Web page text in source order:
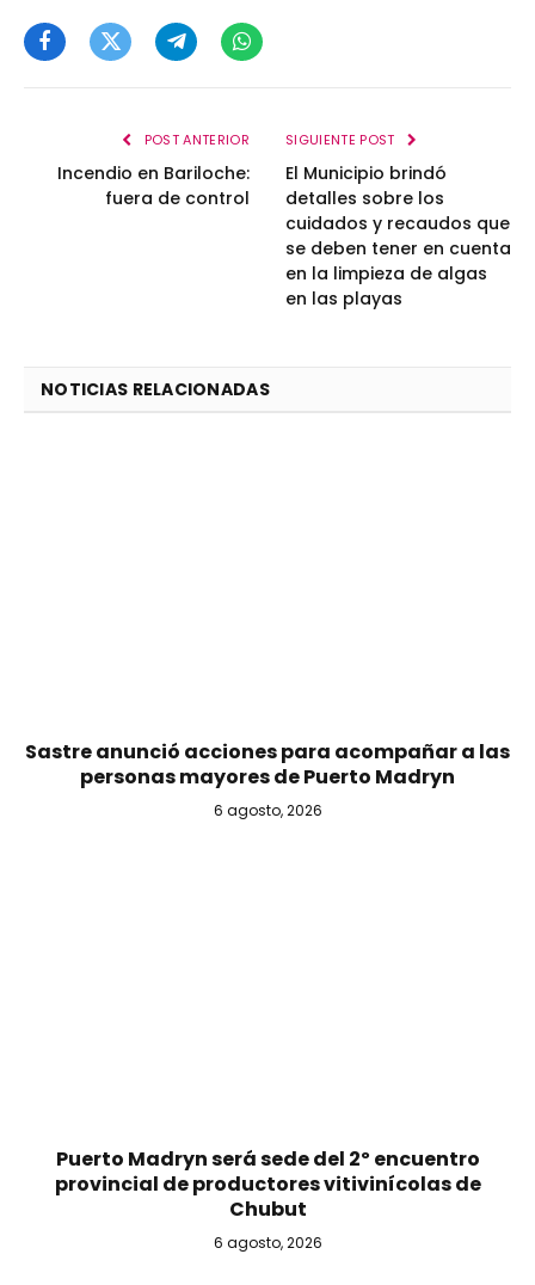
FacebookTwitterTelegramWhatsApp
POST ANTERIOR
Incendio en Bariloche:
fuera de control
SIGUIENTE POST
El Municipio brindó
detalles sobre los
cuidados y recaudos que
se deben tener en cuenta
en la limpieza de algas
en las playas
NOTICIAS RELACIONADAS
Sastre anunció acciones para acompañar a las
personas mayores de Puerto Madryn
6 agosto, 2026
Puerto Madryn será sede del 2º encuentro
provincial de productores vitivinícolas de
Chubut
6 agosto, 2026